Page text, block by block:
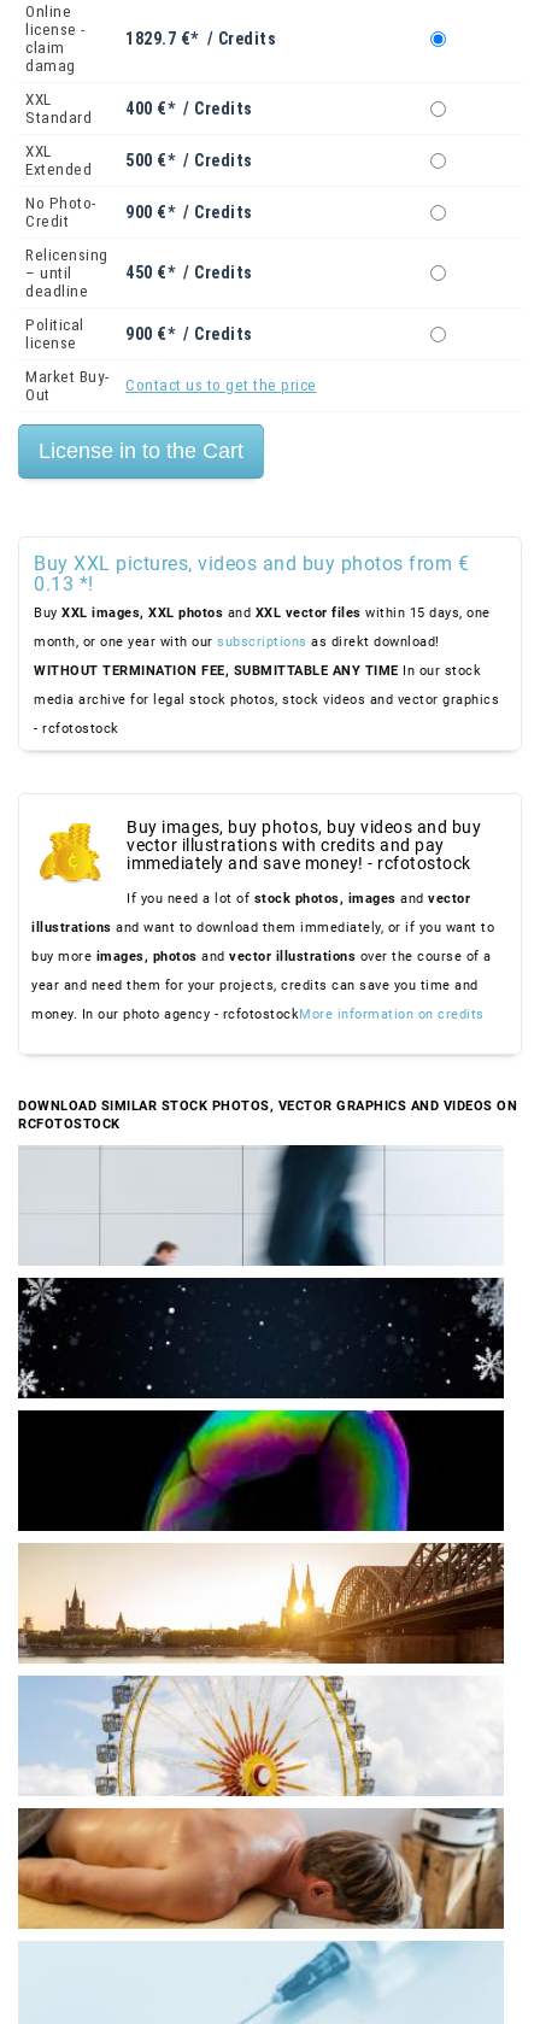
Online
license -
claim
damag
1829.7 €* / Credits
XXL
Standard
400 €* / Credits
XXL
Extended
500 €* / Credits
No Photo-
Credit
900 €* / Credits
Relicensing
– until
deadline
450 €* / Credits
Political
license
900 €* / Credits
Market Buy-
Out
Contact us to get the price
Buy XXL pictures, videos and buy photos from €
0.13 *!
Buy XXL images, XXL photos and XXL vector files within 15 days, one
month, or one year with our subscriptions as direkt download!
WITHOUT TERMINATION FEE, SUBMITTABLE ANY TIME In our stock
media archive for legal stock photos, stock videos and vector graphics
- rcfotostock
Buy images, buy photos, buy videos and buy
vector illustrations with credits and pay
immediately and save money! - rcfotostock
If you need a lot of stock photos, images and vector
illustrations and want to download them immediately, or if you want to
buy more images, photos and vector illustrations over the course of a
year and need them for your projects, credits can save you time and
money. In our photo agency - rcfotostockMore information on credits
DOWNLOAD SIMILAR STOCK PHOTOS, VECTOR GRAPHICS AND VIDEOS ON
RCFOTOSTOCK